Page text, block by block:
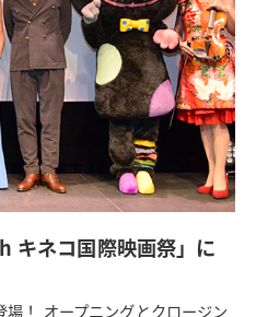
キネコ国際映画祭」に
！ オープニングとクロージン